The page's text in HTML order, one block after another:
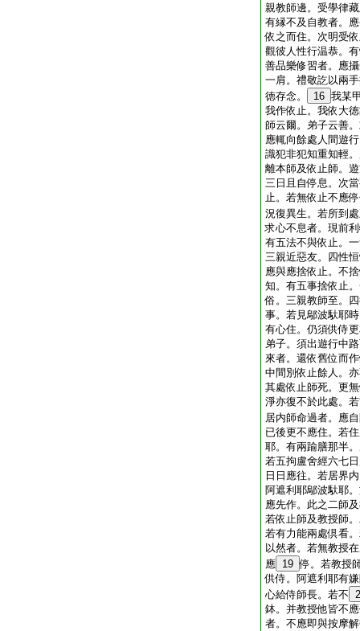
親教師邊。受學律
有縁不及自教者。
依之而住。次明受
觀彼人性行温恭。
善品樂修習者。應
一肩。禮敬訖以兩
徳存念。
16 我某
我作依止。我依大
師云爾。弟子云善
應輒向餘處人間遊
識犯非犯知重知輕
離本師及依止師。
三日且自停息。次
止。若無依止不應
況復異生。若所到
求心不息者。現前
有五法不與依止。
三親近惡友。四性
應與應捨依止。不
知。有五事捨依止
俗。三親教師至。
事。若見鄔波馱耶
有心住。仍須供侍
弟子。須出遊行中
來者。還依舊位而
中間別依止餘人。
其處依止師死。更
淨亦復不於此處。
居内師命過者。應
已後更不應住。若
耶。有兩踰膳那半
若五拘盧舍經六七
日日應往。若居界
阿遮利耶鄔波馱耶
應先作。此之二師
若依止師及教授師
若有力能兩處倶看
以然者。若無教授
應 19 停。若教授
供侍。阿遮利耶有
心給侍師長。若不
鉢。并教授他皆不
者。不應即與按摩